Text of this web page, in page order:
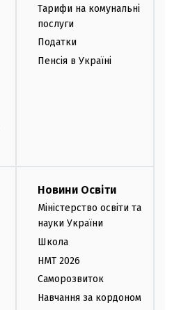
Тарифи на комунальні
послуги
Податки
Пенсія в Україні
Новини Освіти
Міністерство освіти та
науки України
Школа
НМТ 2026
Саморозвиток
Навчання за кордоном